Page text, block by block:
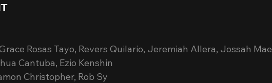
Rosas Tayo, Revers Quilario, Jeremiah Allera, Jossah Mae
Cantuba, Ezio Kenshin
Christopher, Rob Sy